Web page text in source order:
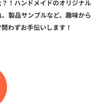
！ハンドメイドのオリジナル
製品サンプルなど、趣味から
わずお手伝いします！